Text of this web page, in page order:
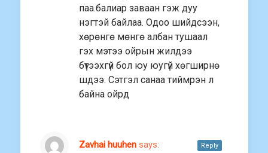
паа.балиар заваан гэж дуу
нэгтэй байлаа. Одоо шийдсээн,
хөрөнгө мөнгө албан тушаал
гэх мэтээ ойрын жилдээ
бүтээхгүй бол юу юугүй хөгширнө
шдээ. Сэтгэл санаа тиймрэн л
байна ойрд
Zavhai huuhen says: Reply